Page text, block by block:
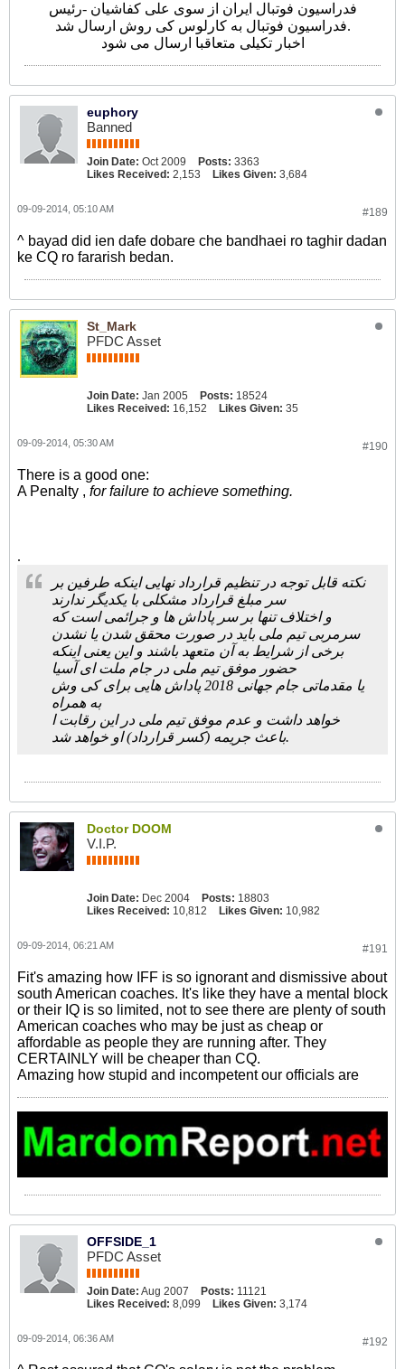
فدراسیون فوتبال ایران از سوی علی کفاشیان -رئیس
فدراسیون فوتبال به کارلوس کی روش ارسال شد.
اخبار تکیلی متعاقبا ارسال می شود
euphory
Banned
Join Date: Oct 2009 Posts: 3363
Likes Received: 2,153 Likes Given: 3,684
#189
09-09-2014, 05:10 AM
^ bayad did ien dafe dobare che bandhaei ro taghir dadan
ke CQ ro fararish bedan.
St_Mark
PFDC Asset
Join Date: Jan 2005 Posts: 18524
Likes Received: 16,152 Likes Given: 35
#190
09-09-2014, 05:30 AM
There is a good one:
A Penalty , for failure to achieve something.
.
نکته قابل توجه در تنظیم قرارداد نهایی اینکه طرفین بر
سر مبلغ قرارداد مشکلی با یکدیگر ندارند
و اختلاف تنها بر سر پاداش ها و جرائمی است که
سرمربی تیم ملی باید در صورت محقق شدن یا نشدن
برخی از شرایط به آن متعهد باشند و این یعنی اینکه
حضور موفق تیم ملی در جام ملت ای آسیا
یا مقدماتی جام جهانی 2018 پاداش هایی برای کی وش
به همراه
خواهد داشت و عدم موفق تیم ملی در این رقابت ا
باعث جریمه (کسر قرارداد) او خواهد شد.
Doctor DOOM
V.I.P.
Join Date: Dec 2004 Posts: 18803
Likes Received: 10,812 Likes Given: 10,982
#191
09-09-2014, 06:21 AM
Fit's amazing how IFF is so ignorant and dismissive about
south American coaches. It's like they have a mental block
or their IQ is so limited, not to see there are plenty of south
American coaches who may be just as cheap or
affordable as people they are running after. They
CERTAINLY will be cheaper than CQ.
Amazing how stupid and incompetent our officials are
OFFSIDE_1
PFDC Asset
Join Date: Aug 2007 Posts: 11121
Likes Received: 8,099 Likes Given: 3,174
#192
09-09-2014, 06:36 AM